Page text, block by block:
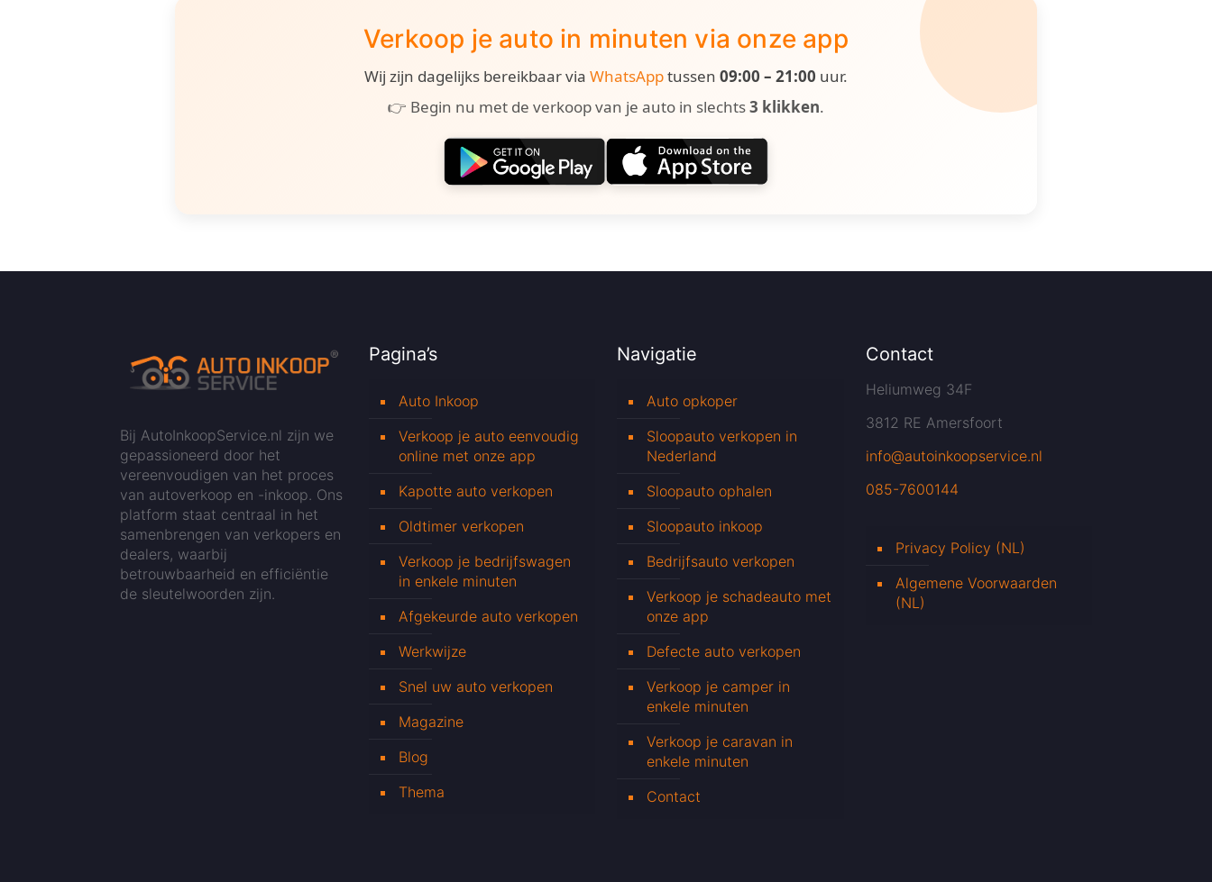
Verkoop je auto in minuten via onze app
Wij zijn dagelijks bereikbaar via WhatsApptussen 09:00 – 21:00 uur.
👉 Begin nu met de verkoop van je auto in slechts3 klikken.
Bij AutoInkoopService.nl zijn we
gepassioneerd door het
vereenvoudigen van het proces
van autoverkoop en -inkoop. Ons
platform staat centraal in het
samenbrengen van verkopers en
dealers, waarbij
betrouwbaarheid en efficiëntie
de sleutelwoorden zijn.
Pagina’s
Auto Inkoop
Verkoop je auto eenvoudig
online met onze app
Kapotte auto verkopen
Oldtimer verkopen
Verkoop je bedrijfswagen
in enkele minuten
Afgekeurde auto verkopen
Werkwijze
Snel uw auto verkopen
Magazine
Blog
Thema
Navigatie
Auto opkoper
Sloopauto verkopen in
Nederland
Sloopauto ophalen
Sloopauto inkoop
Bedrijfsauto verkopen
Verkoop je schadeauto met
onze app
Defecte auto verkopen
Verkoop je camper in
enkele minuten
Verkoop je caravan in
enkele minuten
Contact
Contact
Heliumweg 34F
3812 RE Amersfoort
info@autoinkoopservice.nl
085-7600144
Privacy Policy (NL)
Algemene Voorwaarden
(NL)